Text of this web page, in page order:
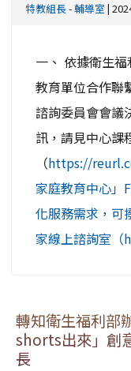
特教組長-輔導室 |
一、 依據衛生
教育單位合作聯
諮詢委員會會議
訊，請見中心課
（https://
家庭教育中心」
化服務需求，可
家線上諮詢室（
轉知衛生福利部
shorts出來」創
長